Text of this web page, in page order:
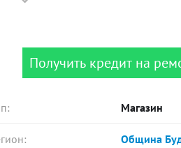
Получить кредит на
Магазин
Община